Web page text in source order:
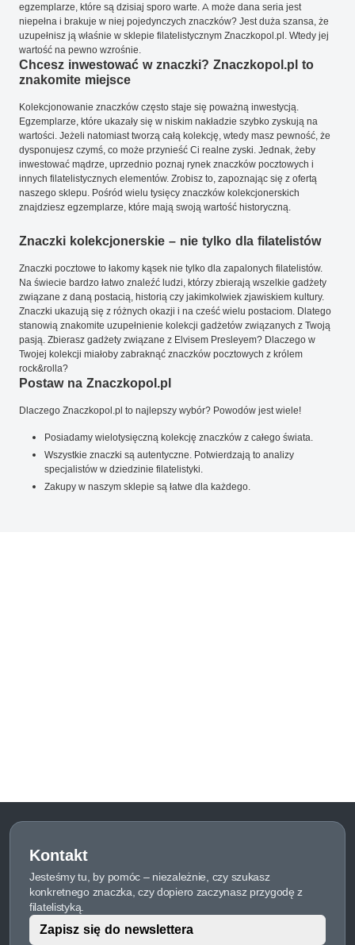
egzemplarze, które są dzisiaj sporo warte. A może dana seria jest
niepełna i brakuje w niej pojedynczych znaczków? Jest duża szansa, że
uzupełnisz ją właśnie w sklepie filatelistycznym Znaczkopol.pl. Wtedy jej
wartość na pewno wzrośnie.
Chcesz inwestować w znaczki? Znaczkopol.pl to
znakomite miejsce
Kolekcjonowanie znaczków często staje się poważną inwestycją.
Egzemplarze, które ukazały się w niskim nakładzie szybko zyskują na
wartości. Jeżeli natomiast tworzą całą kolekcję, wtedy masz pewność, że
dysponujesz czymś, co może przynieść Ci realne zyski. Jednak, żeby
inwestować mądrze, uprzednio poznaj rynek znaczków pocztowych i
innych filatelistycznych elementów. Zrobisz to, zapoznając się z ofertą
naszego sklepu. Pośród wielu tysięcy znaczków kolekcjonerskich
znajdziesz egzemplarze, które mają swoją wartość historyczną.
Znaczki kolekcjonerskie – nie tylko dla filatelistów
Znaczki pocztowe to łakomy kąsek nie tylko dla zapalonych filatelistów.
Na świecie bardzo łatwo znaleźć ludzi, którzy zbierają wszelkie gadżety
związane z daną postacią, historią czy jakimkolwiek zjawiskiem kultury.
Znaczki ukazują się z różnych okazji i na cześć wielu postaciom. Dlatego
stanowią znakomite uzupełnienie kolekcji gadżetów związanych z Twoją
pasją. Zbierasz gadżety związane z Elvisem Presleyem? Dlaczego w
Twojej kolekcji miałoby zabraknąć znaczków pocztowych z królem
rock&rolla?
Postaw na Znaczkopol.pl
Dlaczego Znaczkopol.pl to najlepszy wybór? Powodów jest wiele!
Posiadamy wielotysięczną kolekcję znaczków z całego świata.
Wszystkie znaczki są autentyczne. Potwierdzają to analizy
specjalistów w dziedzinie filatelistyki.
Zakupy w naszym sklepie są łatwe dla każdego.
Kontakt
Jesteśmy tu, by pomóc – niezależnie, czy szukasz
konkretnego znaczka, czy dopiero zaczynasz przygodę z
filatelistyką.
Zapisz się do newslettera